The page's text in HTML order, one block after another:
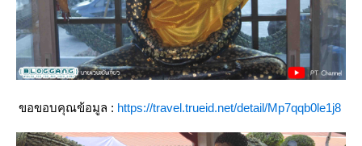
ขอขอบคุณข้อมูล : https://travel.trueid.net/detail/Mp7qqb0le1j8